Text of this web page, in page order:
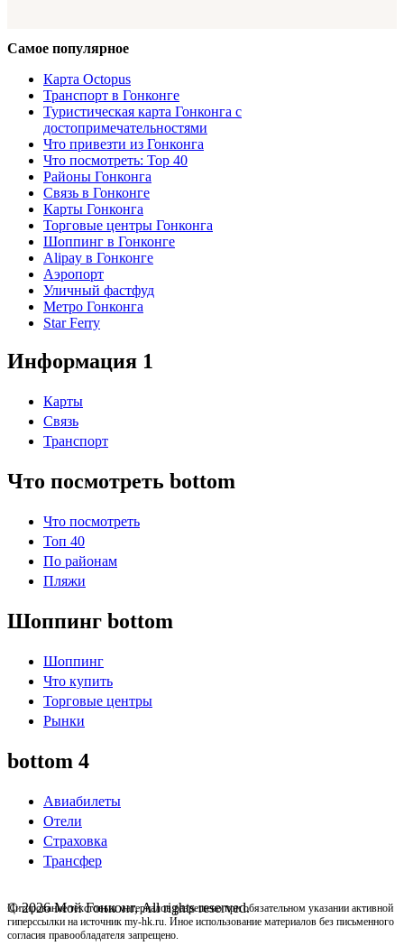
Самое популярное
Карта Octopus
Транспорт в Гонконге
Туристическая карта Гонконга с
достопримечательностями
Что привезти из Гонконга
Что посмотреть: Top 40
Районы Гонконга
Связь в Гонконге
Карты Гонконга
Торговые центры Гонконга
Шоппинг в Гонконге
Alipay в Гонконге
Аэропорт
Уличный фастфуд
Метро Гонконга
Star Ferry
Информация 1
Карты
Связь
Транспорт
Что посмотреть bottom
Что посмотреть
Топ 40
По районам
Пляжи
Шоппинг bottom
Шоппинг
Что купить
Торговые центры
Рынки
bottom 4
Авиабилеты
Отели
Страховка
Трансфер
© 2026 Мой Гонконг, All rights reserved.
Цитирование текстовых материалов разрешено при обязательном указании активной
гиперссылки на источник my-hk.ru. Иное использование материалов без письменного
согласия правообладателя запрещено.